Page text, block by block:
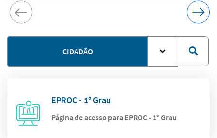
CIDADÃO
EPROC - 1° Grau
Página de acesso para EPROC - 1° Grau